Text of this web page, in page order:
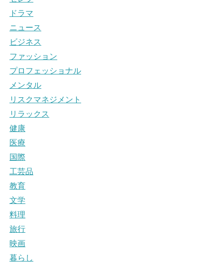
ドラマ
ニュース
ビジネス
ファッション
プロフェッショナル
メンタル
リスクマネジメント
リラックス
健康
医療
国際
工芸品
教育
文学
料理
旅行
映画
暮らし